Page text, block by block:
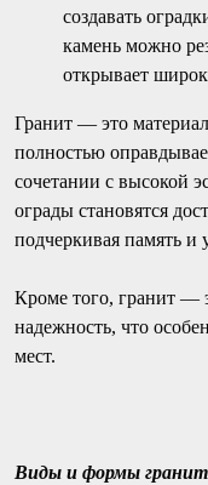
создавать
камень можно
открывает
Гранит — это
полностью
сочетании с высокой
ограды становятся
подчеркивая память
Кроме того, гранит —
надежность, что
мест.
Виды и формы